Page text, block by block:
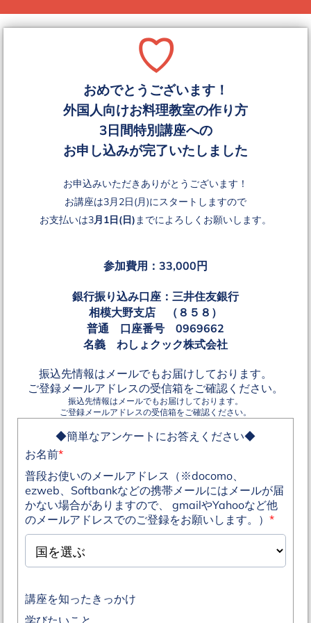
♡
おめでとうございます！
外国人向けお料理教室の作り方
3日間特別講座への
お申し込みが完了いたしました
お申込みいただきありがとうございます！
お講座は3月2日(月)にスタートしますので
お支払いは3月1日(日)までによろしくお願いします。
参加費用：33,000円
銀行振り込み口座：三井住友銀行
相模大野支店 （８５８）
普通 口座番号 0969662
名義 わしょクック株式会社
振込先情報はメールでもお届けしております。
ご登録メールアドレスの受信箱をご確認ください。
振込先情報はメールでもお届けしております。
ご登録メールアドレスの受信箱をご確認ください。
◆簡単なアンケートにお答えください◆
お名前*
普段お使いのメールアドレス（※docomo、
ezweb、Softbankなどの携帯メールにはメールが届
かない場合がありますので、 gmailやYahooなど他
のメールアドレスでのご登録をお願いします。） *
講座を知ったきっかけ
学びたいこと